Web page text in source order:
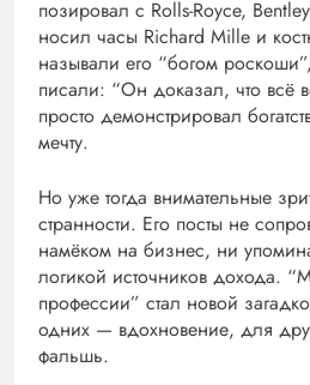
позировал с Rolls-Royce,
носил часы Richard Mille и
называли его “богом
писали: “Он доказал, что всё
просто демонстрировал
мечту.
Но уже тогда внимательные
странности. Его посты не
намёком на бизнес, ни
логикой источников дохода.
профессии” стал новой
одних — вдохновение, для
фальшь.